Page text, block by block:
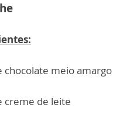
chocolate meio amargo
creme de leite